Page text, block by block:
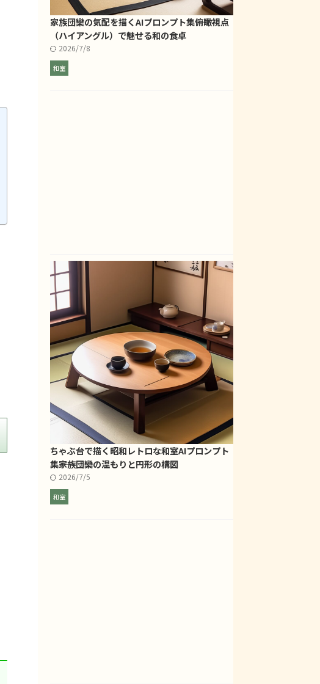
家族団欒の気配を描くAIプロンプト集――俯瞰視点
（ハイアングル）で魅せる和の食卓
2026/7/8
和室
ちゃぶ台で描く昭和レトロな和室AIプロンプト
集――家族団欒の温もりと円形の構図
2026/7/5
和室